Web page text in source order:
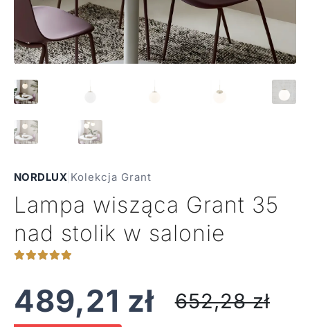
NORDLUX Kolekcja Grant
Lampa wisząca Grant 35
nad stolik w salonie
489,21 zł 652,28zł